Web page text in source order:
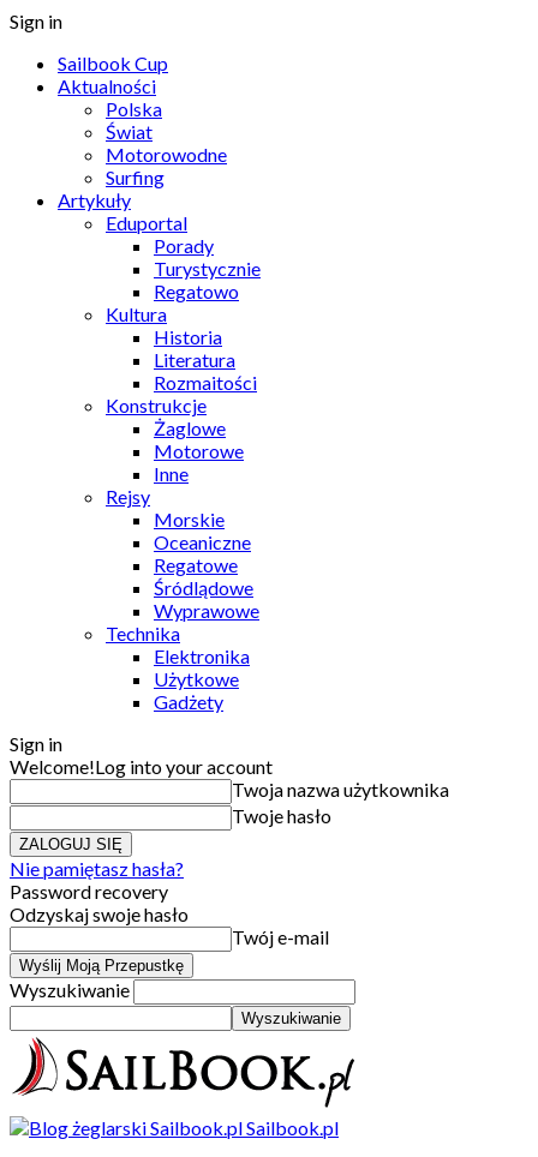
Sign in
Sailbook Cup
Aktualności
Polska
Świat
Motorowodne
Surfing
Artykuły
Eduportal
Porady
Turystycznie
Regatowo
Kultura
Historia
Literatura
Rozmaitości
Konstrukcje
Żaglowe
Motorowe
Inne
Rejsy
Morskie
Oceaniczne
Regatowe
Śródlądowe
Wyprawowe
Technika
Elektronika
Użytkowe
Gadżety
Sign in
Welcome!Log into your account
Twoja nazwa użytkownika
Twoje hasło
Nie pamiętasz hasła?
Password recovery
Odzyskaj swoje hasło
Twój e-mail
Wyszukiwanie
Sailbook.pl